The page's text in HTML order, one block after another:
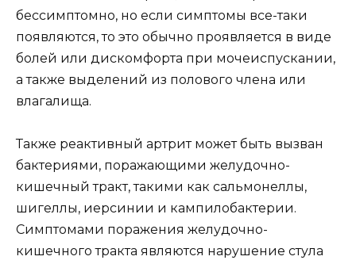
бессимптомно, но если симптомы все-таки
появляются, то это обычно проявляется в виде
болей или дискомфорта при мочеиспускании,
а также выделений из полового члена или
влагалища.
Также реактивный артрит может быть вызван
бактериями, поражающими желудочно-
кишечный тракт, такими как сальмонеллы,
шигеллы, иерсинии и кампилобактерии.
Симптомами поражения желудочно-
кишечного тракта являются нарушение стула